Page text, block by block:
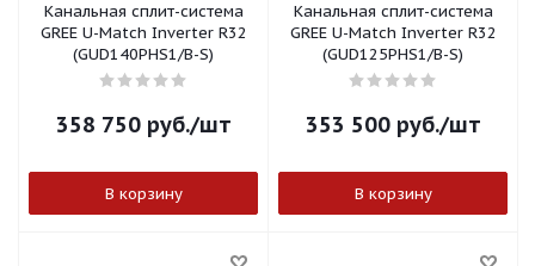
Канальная сплит-система
GREE U-Match Inverter R32
(GUD140PHS1/B-S)
358 750руб./шт
В корзину
Канальная сплит-система
GREE U-Match Inverter R32
(GUD125PHS1/B-S)
353 500руб./шт
В корзину